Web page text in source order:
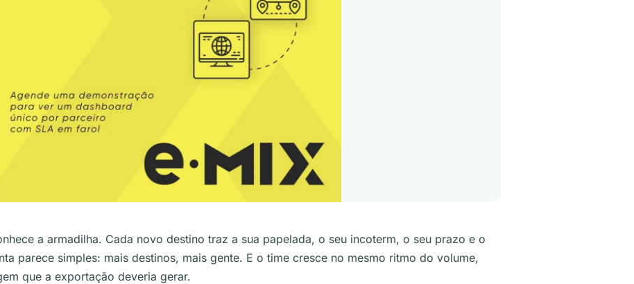
a armadilha. Cada novo destino traz a sua papelada, o seu incoterm, o seu prazo e o
parece simples: mais destinos, mais gente. E o time cresce no mesmo ritmo do volume,
que a exportação deveria gerar.